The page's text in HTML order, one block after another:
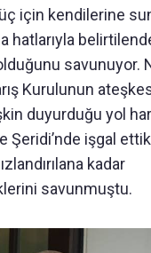
için kendilerine
hatlarıyla
savunuyor.
Kurulunun
duyurduğu yol
Şeridi’nde işgal
kadar
savunmuştu.